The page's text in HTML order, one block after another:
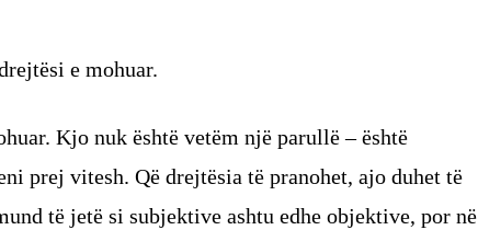
e mohuar.
Kjo nuk është vetëm një parullë – është
prej vitesh. Që drejtësia të pranohet, ajo duhet të
të jetë si subjektive ashtu edhe objektive, por në